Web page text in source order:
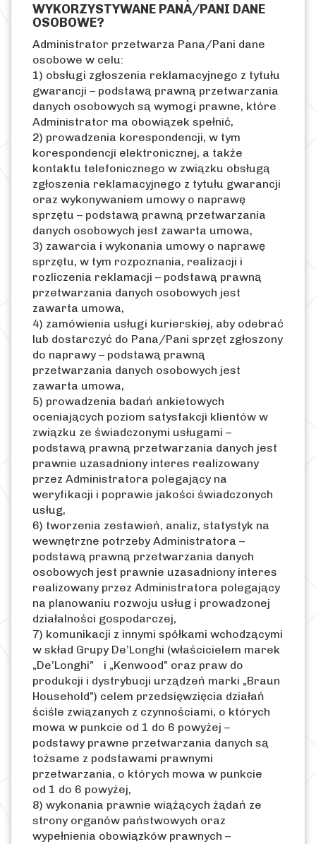
WYKORZYSTYWANE PANA/PANI DANE
OSOBOWE?
Administrator przetwarza Pana/Pani dane
osobowe w celu:
1) obsługi zgłoszenia reklamacyjnego z tytułu
gwarancji – podstawą prawną przetwarzania
danych osobowych są wymogi prawne, które
Administrator ma obowiązek spełnić,
2) prowadzenia korespondencji, w tym
korespondencji elektronicznej, a także
kontaktu telefonicznego w związku obsługą
zgłoszenia reklamacyjnego z tytułu gwarancji
oraz wykonywaniem umowy o naprawę
sprzętu – podstawą prawną przetwarzania
danych osobowych jest zawarta umowa,
3) zawarcia i wykonania umowy o naprawę
sprzętu, w tym rozpoznania, realizacji i
rozliczenia reklamacji – podstawą prawną
przetwarzania danych osobowych jest
zawarta umowa,
4) zamówienia usługi kurierskiej, aby odebrać
lub dostarczyć do Pana/Pani sprzęt zgłoszony
do naprawy – podstawą prawną
przetwarzania danych osobowych jest
zawarta umowa,
5) prowadzenia badań ankietowych
oceniających poziom satysfakcji klientów w
związku ze świadczonymi usługami –
podstawą prawną przetwarzania danych jest
prawnie uzasadniony interes realizowany
przez Administratora polegający na
weryfikacji i poprawie jakości świadczonych
usług,
6) tworzenia zestawień, analiz, statystyk na
wewnętrzne potrzeby Administratora –
podstawą prawną przetwarzania danych
osobowych jest prawnie uzasadniony interes
realizowany przez Administratora polegający
na planowaniu rozwoju usług i prowadzonej
działalności gospodarczej,
7) komunikacji z innymi spółkami wchodzącymi
w skład Grupy De’Longhi (właścicielem marek
„De’Longhi” i „Kenwood” oraz praw do
produkcji i dystrybucji urządzeń marki „Braun
Household”) celem przedsięwzięcia działań
ściśle związanych z czynnościami, o których
mowa w punkcie od 1 do 6 powyżej –
podstawy prawne przetwarzania danych są
tożsame z podstawami prawnymi
przetwarzania, o których mowa w punkcie
od 1 do 6 powyżej,
8) wykonania prawnie wiążących żądań ze
strony organów państwowych oraz
wypełnienia obowiązków prawnych –